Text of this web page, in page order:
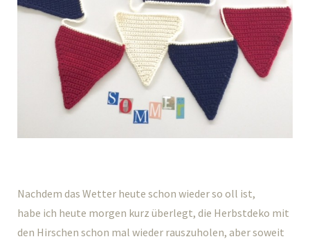
Nachdem das Wetter heute schon wieder so oll ist,
habe ich heute morgen kurz überlegt, die Herbstdeko mit
den Hirschen schon mal wieder rauszuholen, aber soweit